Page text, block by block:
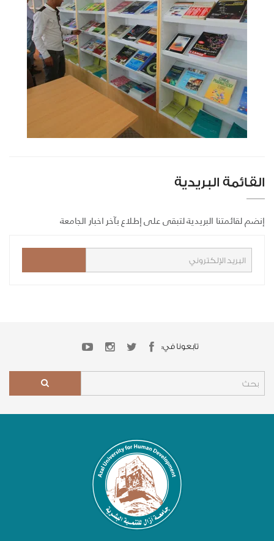
القائمة البريدية
إنضم لقائمتنا البريدية لتبقى على إطلاع بآخر اخبار الجامعة
تابعونا في: